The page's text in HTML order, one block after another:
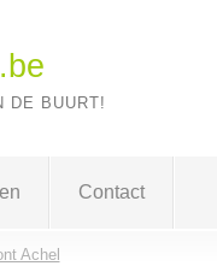
DE BUURT!
Contact
Achel